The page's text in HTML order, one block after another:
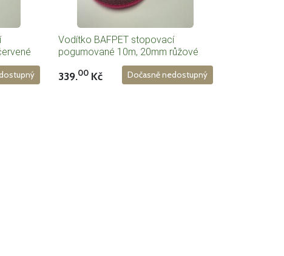
Vodítko BAFPET stopovací
pogumované 10m, 20mm růžové
339.00Kč